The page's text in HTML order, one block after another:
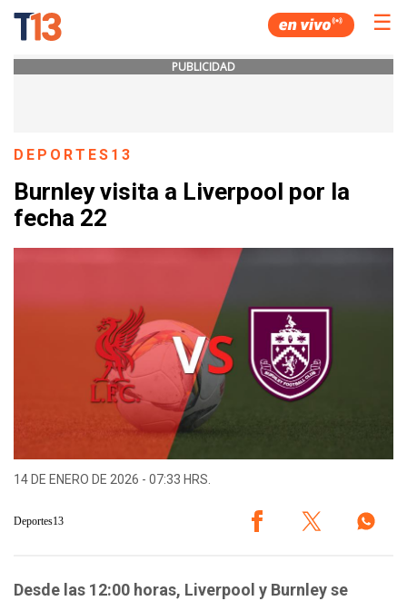
☰
PUBLICIDAD
DEPORTES13
Burnley visita a Liverpool por la
fecha 22
14 DE ENERO DE 2026 - 07:33 HRS.
Deportes13
Desde las 12:00 horas, Liverpool y Burnley se